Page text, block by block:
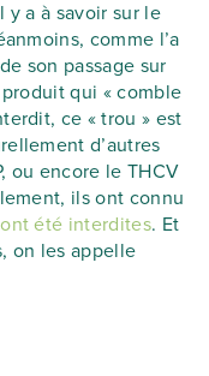
y a à savoir sur le
comme l’a
son passage sur
qui « comble
ce « trou » est
d’autres
ou encore le THCV
ils ont connu
été interdites. Et
on les appelle